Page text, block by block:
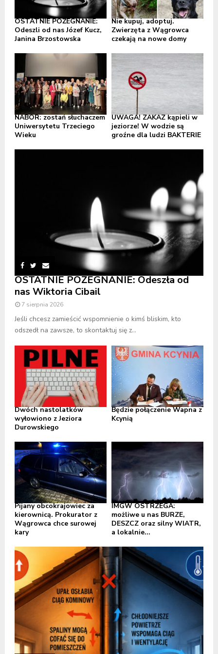
OSTATNIE POŻEGNANIE:
Odeszli od nas Józef Kucz,
Janina Brzostowska
Nie kupuj, adoptuj.
Zwierzęta z Wągrowca
czekają na nowe domy
NABÓR: zostań słuchaczem
Uniwersytetu Trzeciego
Wieku
UWAGA! ZAKAZ kąpieli w
jeziorze! W wodzie są
groźne dla ludzi BAKTERIE
OSTATNIE POŻEGNANIE: Odeszła od
nas Wiktoria Cibail
7 sierpnia 2026
Jeśli chcesz zamieścić wspomnienie o kimś bliskim, kto
odszedł na zawsze, to skontaktuj się z...
Dwóch nastolatków
wyłowiono z Jeziora
Durowskiego
Będzie połączenie Wapna z
Kcynią
Pijany obcokrajowiec za
kierownicą. Prokurator z
Wągrowca chce surowej
kary
IMGW OSTRZEGA:
możliwe u nas BURZE,
DESZCZ oraz silny WIATR,
a lokalnie...